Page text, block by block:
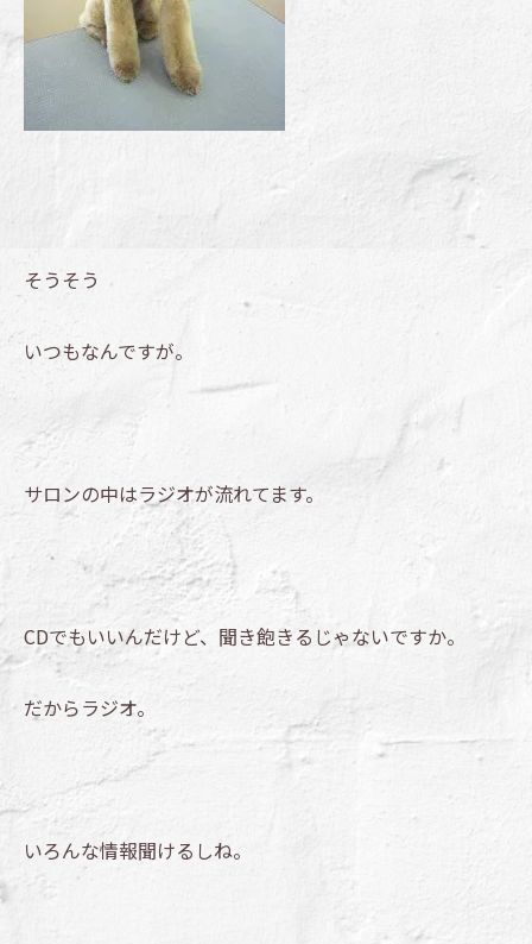
そうそう
いつもなんですが。
サロンの中はラジオが流れてます。
CDでもいいんだけど、聞き飽きるじゃないですか。
だからラジオ。
いろんな情報聞けるしね。